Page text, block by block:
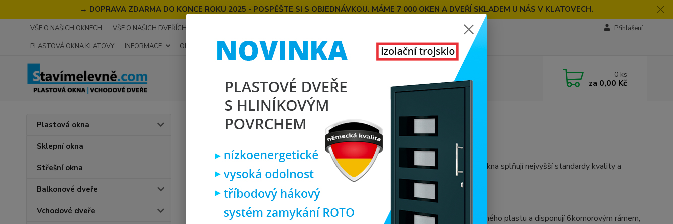
→ DOPRAVA ZDARMA DO KONCE ROKU 2025 - POSPĚŠTE SI S OBJEDNÁVKOU. MÁME 7 000 OKEN A DVEŘÍ SKLADEM U NÁS V KLATOVECH.
VŠE O NAŠICH OKNECH VŠE O NAŠICH DVEŘÍCH
PLASTOVÁ OKNA KLATOVY
INFORMACE OKNA NA MÍRU KONTAKT O NÁS
Přihlášení
0 ks
za 0,00 Kč
Plastová okna
Sklepní okna
Střešní okna
Balkonové dveře
Vchodové dveře
VŠE O NAŠICH OKNECH
Jaká okna nabízíme?
Představujeme vám naši širokou nabídkuplastových oken značky PREMIUM
. Naše okna splňují nejvyšší standardy kvality a
poskytují vynikající tepelnou i zvukovou izolaci vašeho domu.
Vlastnosti našich plastových oken:
Kvalitní konstrukce:Všechna naše plastová okna jsou vyrobena z kvalitního a odolného plastu a disponují 6komorovým rámem,